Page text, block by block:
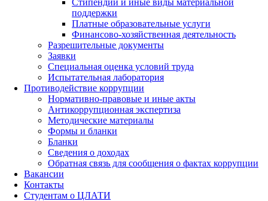
Стипендии и иные виды материальной
поддержки
Платные образовательные услуги
Финансово-хозяйственная деятельность
Разрешительные документы
Заявки
Специальная оценка условий труда
Испытательная лаборатория
Противодействие коррупции
Нормативно-правовые и иные акты
Антикоррупционная экспертиза
Методические материалы
Формы и бланки
Бланки
Сведения о доходах
Обратная связь для сообщения о фактах коррупции
Вакансии
Контакты
Студентам о ЦЛАТИ